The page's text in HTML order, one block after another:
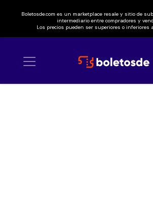
Boletosde.com es un marketplace resale y sitio de
intermediario entre compradores y
Los precios pueden ser superiores o inferiores